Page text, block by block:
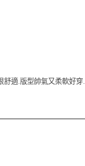
舒適.版型帥氣又柔軟好穿.